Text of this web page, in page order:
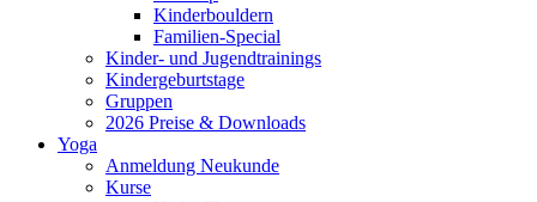
Kinderbouldern
Familien-Special
Kinder- und Jugendtrainings
Kindergeburtstage
Gruppen
2026 Preise & Downloads
Yoga
Anmeldung Neukunde
Kurse